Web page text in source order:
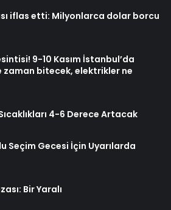
iflas etti: Milyonlarca dolar borcu
9-10 Kasım İstanbul’da
zaman bitecek, elektrikler ne
4-6 Derece Artacak
Seçim Gecesi İçin Uyarılarda
Bir Yaralı